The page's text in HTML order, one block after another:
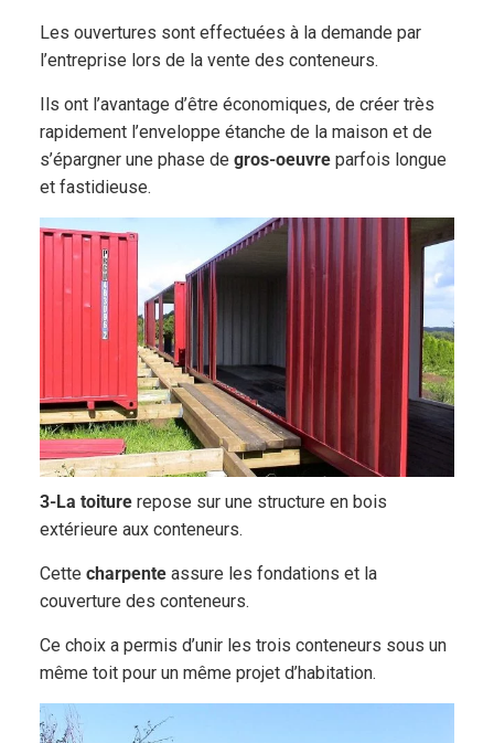
Les ouvertures sont effectuées à la demande par
l’entreprise lors de la vente des conteneurs.
Ils ont l’avantage d’être économiques, de créer très
rapidement l’enveloppe étanche de la maison et de
s’épargner une phase de gros-oeuvreparfois longue
et fastidieuse.
3-La toiturerepose sur une structure en bois
extérieure aux conteneurs.
Cette charpenteassure les fondations et la
couverture des conteneurs.
Ce choix a permis d’unir les trois conteneurs sous un
même toit pour un même projet d’habitation.